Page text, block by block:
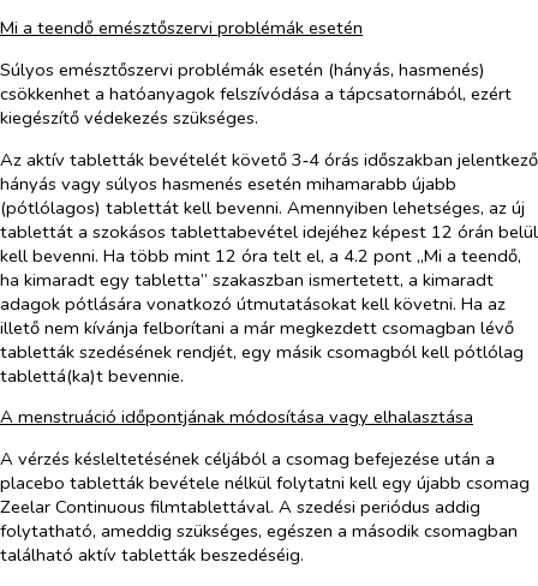
Mi a teendő emésztőszervi problémák esetén
Súlyos emésztőszervi problémák esetén (hányás, hasmenés)
csökkenhet a hatóanyagok felszívódása a tápcsatornából, ezért
kiegészítő védekezés szükséges.
Az aktív tabletták bevételét követő 3‑4 órás időszakban jelentkező
hányás vagy súlyos hasmenés esetén mihamarabb újabb
(pótlólagos) tablettát kell bevenni. Amennyiben lehetséges, az új
tablettát a szokásos tablettabevétel idejéhez képest 12 órán belül
kell bevenni. Ha több mint 12 óra telt el, a 4.2 pont „Mi a teendő,
ha kimaradt egy tabletta” szakaszban ismertetett, a kimaradt
adagok pótlására vonatkozó útmutatásokat kell követni. Ha az
illető nem kívánja felborítani a már megkezdett csomagban lévő
tabletták szedésének rendjét, egy másik csomagból kell pótlólag
tablettá(ka)t bevennie.
A menstruáció időpontjának módosítása vagy elhalasztása
A vérzés késleltetésének céljából a csomag befejezése után a
placebo tabletták bevétele nélkül folytatni kell egy újabb csomag
Zeelar Continuous filmtablettával. A szedési periódus addig
folytatható, ameddig szükséges, egészen a második csomagban
található aktív tabletták beszedéséig.